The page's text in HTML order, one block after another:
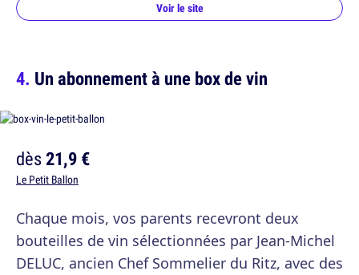
Voir le site
Un abonnement à une box de vin
dès21,9 €
Le Petit Ballon
Chaque mois, vos parents recevront deux
bouteilles de vin sélectionnées par Jean-Michel
DELUC, ancien Chef Sommelier du Ritz, avec des